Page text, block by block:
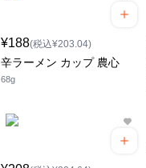
¥188(税込¥203.04)
辛ラーメン カップ 農心
68g